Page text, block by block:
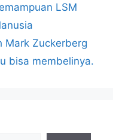
LSM
Mark Zuckerberg
bisa membelinya.